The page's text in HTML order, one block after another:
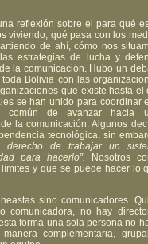
reflexión sobre el para qué
viviendo, qué pasa con los
de ahí, cómo nos
estrategias de lucha y
la comunicación. Hubo un
Bolivia con las
que existe hasta el
se han unido para coordinar
común de avanzar hacia
la comunicación. Algunos
tecnológica, sin
derecho de trabajar un
para hacerlo”. Nosotros
y que se puede hacer lo
sino comunicadores.
comunicadora, no hay
forma una sola persona no
complementaria,